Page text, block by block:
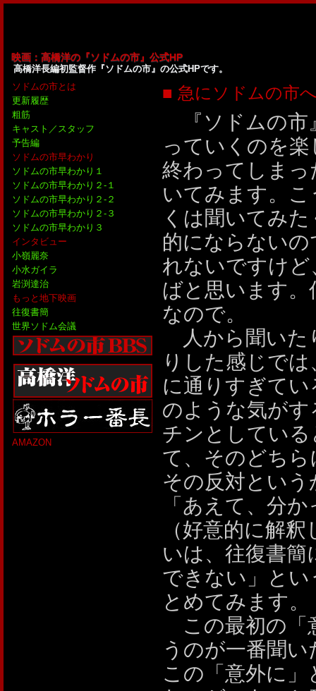
映画：高橋洋の『ソドムの市』公式HP
高橋洋長編初監督作『ソドムの市』の公式HPです。
■ 急にソドムの市
『ソドムの市
っていくのを
終わってしま
いてみます。
くは聞いてみ
的にならない
れないですけ
ばと思います
なので。
人から聞いた
りした感じで
に通りすぎて
のような気が
チンとしてい
て、そのどち
その反対とい
「あえて、分
（好意的に解
いは、往復書
できない」と
とめてみます。
この最初の「
うのが一番聞
この「意外に
ソドムの市とは
更新履歴
粗筋
キャスト／スタッフ
予告編
ソドムの市早わかり
ソドムの市早わかり１
ソドムの市早わかり２-１
ソドムの市早わかり２-２
ソドムの市早わかり２-３
ソドムの市早わかり３
インタビュー
小嶺麗奈
小水ガイラ
岩渕達治
もっと地下映画
往復書簡
世界ソドム会議
AMAZON